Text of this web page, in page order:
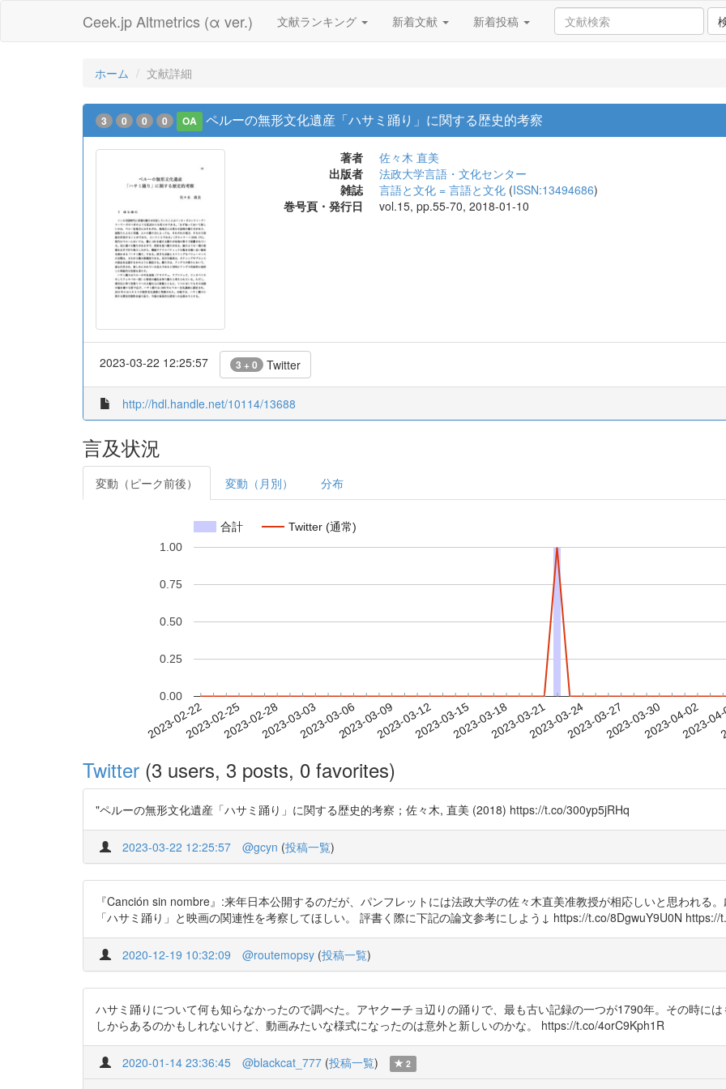
Ceek.jp Altmetrics (α ver.) 文献ランキング 新着文献 新着投稿
ホーム 文献詳細
3 0 0 0 OA ペルーの無形文化遺産「ハサミ踊り」に関する歴史的考察
著者
佐々木 直美
出版者
法政大学言語・文化センター
雑誌
言語と文化 = 言語と文化 (ISSN:13494686)
巻号頁・発行日
vol.15, pp.55-70, 2018-01-10
2023-03-22 12:25:57 3 + 0 Twitter
http://hdl.handle.net/10114/13688
言及状況
変動（ピーク前後） 変動（月別） 分布
合計 Twitter (通常)
2023-02-222023-02-252023-02-282023-03-032023-03-062023-03-092023-03-122023-03-152023-03-182023-03-212023-03-242023-03-272023-03-302023-04-02
2023-
0.00
0.25
0.50
0.75
1.00
Twitter (3 users, 3 posts, 0 favorites)
"ペルーの無形文化遺産「ハサミ踊り」に関する歴史的考察；佐々木, 直美 (2018) https://t.co/300yp5jRHq
2023-03-22 12:25:57 @gcyn (投稿一覧)
『Canción sin nombre』:来年日本公開するのだが、パンフレットには法政大学の佐々木直美准教授が相応しいと思われる
「ハサミ踊り」と映画の関連性を考察してほしい。 評書く際に下記の論文参考にしよう↓ https://t.co/8DgwuY9U0N
2020-12-19 10:32:09 @routemopsy (投稿一覧)
ハサミ踊りについて何も知らなかったので調べた。アヤクーチョ辺りの踊りで、最も古い記録の一つが1790年。その時に
しからあるのかもしれないけど、動画みたいな様式になったのは意外と新しいのかな。 https://t.co/4orC9Kph1R
2020-01-14 23:36:45 @blackcat_777 (投稿一覧) 2